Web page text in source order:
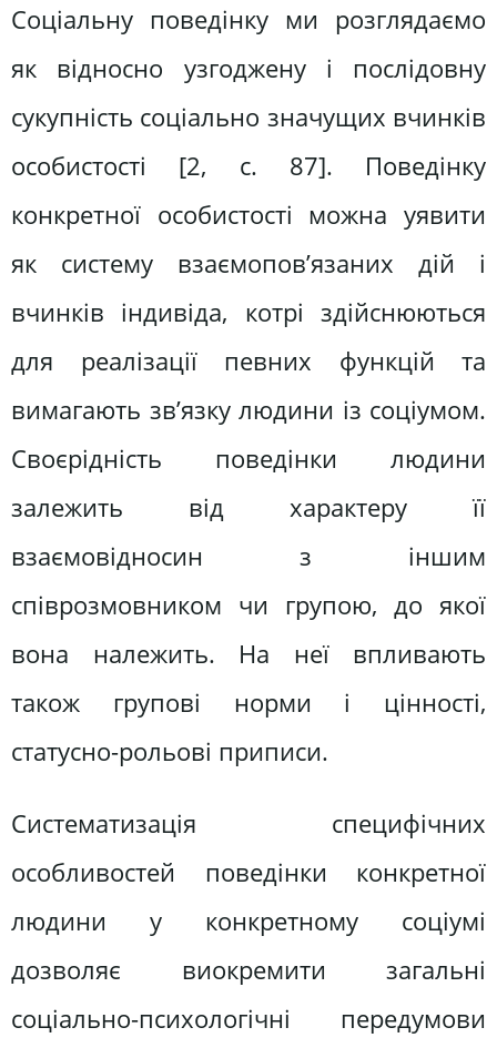
Соціальну поведінку ми розглядаємо
як відносно узгоджену і послідовну
сукупність соціально значущих вчинків
особистості [2, с. 87]. Поведінку
конкретної особистості можна уявити
як систему взаємопов’язаних дій і
вчинків індивіда, котрі здійснюються
для реалізації певних функцій та
вимагають зв’язку людини із соціумом.
Своєрідність поведінки людини
залежить від характеру її
взаємовідносин з іншим
співрозмовником чи групою, до якої
вона належить. На неї впливають
також групові норми і цінності,
статусно-рольові приписи.
Систематизація специфічних
особливостей поведінки конкретної
людини у конкретному соціумі
дозволяє виокремити загальні
соціально-психологічні передумови